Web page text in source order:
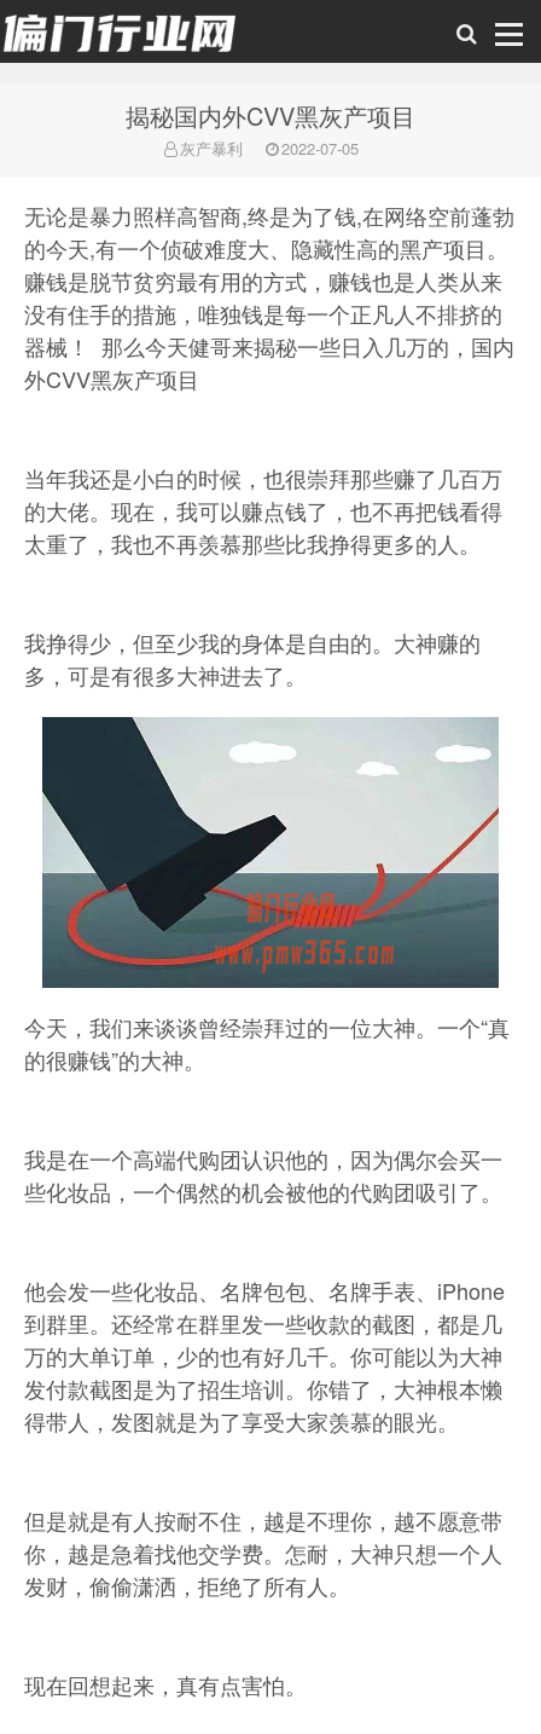
揭秘国内外CVV黑灰产项目
灰产暴利 2022-07-05
无论是暴力照样高智商,终是为了钱,在网络空前蓬勃
的今天,有一个侦破难度大、隐藏性高的黑产项目。
赚钱是脱节贫穷最有用的方式，赚钱也是人类从来
没有住手的措施，唯独钱是每一个正凡人不排挤的
器械！ 那么今天健哥来揭秘一些日入几万的，国内
外CVV黑灰产项目
当年我还是小白的时候，也很崇拜那些赚了几百万
的大佬。现在，我可以赚点钱了，也不再把钱看得
太重了，我也不再羡慕那些比我挣得更多的人。
我挣得少，但至少我的身体是自由的。大神赚的
多，可是有很多大神进去了。
今天，我们来谈谈曾经崇拜过的一位大神。一个“真
的很赚钱”的大神。
我是在一个高端代购团认识他的，因为偶尔会买一
些化妆品，一个偶然的机会被他的代购团吸引了。
他会发一些化妆品、名牌包包、名牌手表、iPhone
到群里。还经常在群里发一些收款的截图，都是几
万的大单订单，少的也有好几千。你可能以为大神
发付款截图是为了招生培训。你错了，大神根本懒
得带人，发图就是为了享受大家羡慕的眼光。
但是就是有人按耐不住，越是不理你，越不愿意带
你，越是急着找他交学费。怎耐，大神只想一个人
发财，偷偷潇洒，拒绝了所有人。
现在回想起来，真有点害怕。